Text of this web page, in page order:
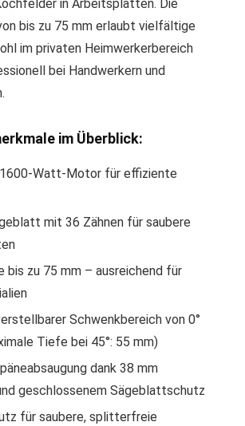
in Arbeitsplatten. Die
bis zu 75 mm erlaubt vielfältige
im privaten Heimwerkerbereich
bei Handwerkern und
im Überblick:
Watt-Motor für effiziente
mit 36 Zähnen für saubere
zu 75 mm – ausreichend für
Schwenkbereich von 0°
Tiefe bei 45°: 55 mm)
dank 38 mm
geschlossenem Sägeblattschutz
für saubere, splitterfreie